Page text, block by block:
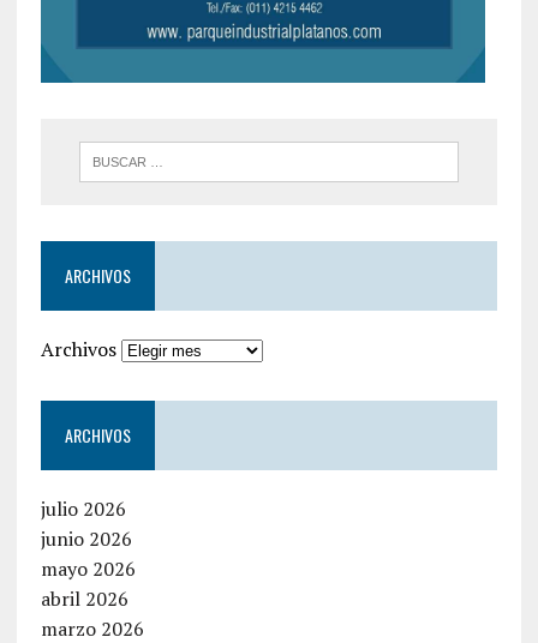
ARCHIVOS
Archivos
ARCHIVOS
julio 2026
junio 2026
mayo 2026
abril 2026
marzo 2026